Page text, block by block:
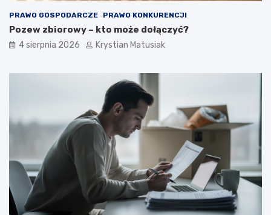
PRAWO GOSPODARCZE PRAWO KONKURENCJI
Pozew zbiorowy – kto może dołączyć?
4 sierpnia 2026 Krystian Matusiak